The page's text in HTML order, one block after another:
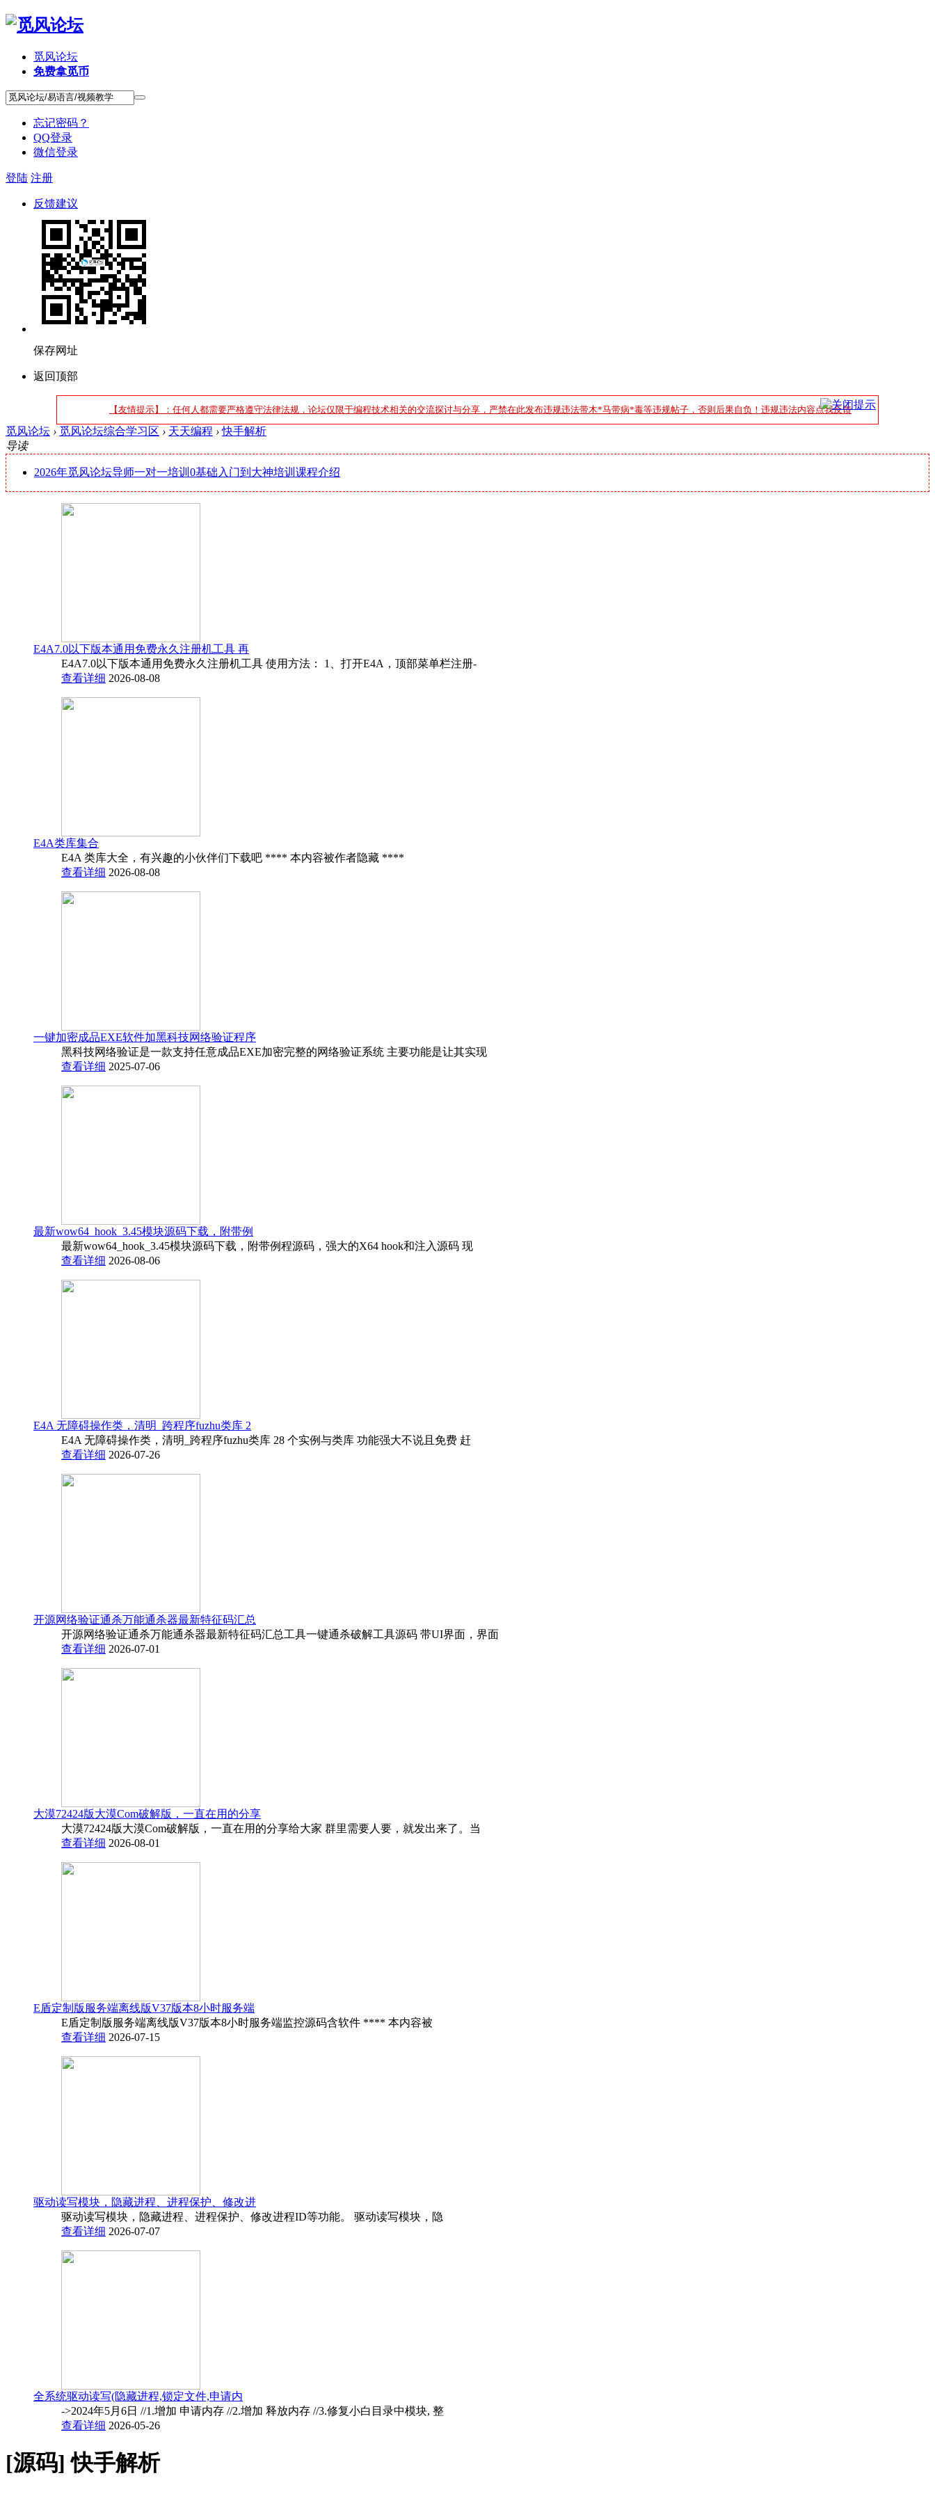
觅风论坛
免费拿觅币
忘记密码？
QQ登录
微信登录
登陆 注册
反馈建议
保存网址
返回顶部
【友情提示】：任何人都需要严格遵守法律法规，论坛仅限于编程技术相关的交流探讨与分享，严禁在此发布违规违法带木*马带病*毒等违规帖子，否则后果自负！违规违法内容点我反馈
觅风论坛 › 觅风论坛综合学习区 › 天天编程 › 快手解析
导读
2026年觅风论坛导师一对一培训0基础入门到大神培训课程介绍
E4A7.0以下版本通用免费永久注册机工具 再
E4A7.0以下版本通用免费永久注册机工具 使用方法： 1、打开E4A，顶部菜单栏注册-
查看详细 2026-08-08
E4A类库集合
E4A 类库大全，有兴趣的小伙伴们下载吧 **** 本内容被作者隐藏 ****
查看详细 2026-08-08
一键加密成品EXE软件加黑科技网络验证程序
黑科技网络验证是一款支持任意成品EXE加密完整的网络验证系统 主要功能是让其实现
查看详细 2025-07-06
最新wow64_hook_3.45模块源码下载，附带例
最新wow64_hook_3.45模块源码下载，附带例程源码，强大的X64 hook和注入源码 现
查看详细 2026-08-06
E4A 无障碍操作类，清明_跨程序fuzhu类库 2
E4A 无障碍操作类，清明_跨程序fuzhu类库 28 个实例与类库 功能强大不说且免费 赶
查看详细 2026-07-26
开源网络验证通杀万能通杀器最新特征码汇总
开源网络验证通杀万能通杀器最新特征码汇总工具一键通杀破解工具源码 带UI界面，界面
查看详细 2026-07-01
大漠72424版大漠Com破解版，一直在用的分享
大漠72424版大漠Com破解版，一直在用的分享给大家 群里需要人要，就发出来了。当
查看详细 2026-08-01
E盾定制版服务端离线版V37版本8小时服务端
E盾定制版服务端离线版V37版本8小时服务端监控源码含软件 **** 本内容被
查看详细 2026-07-15
驱动读写模块，隐藏进程、进程保护、修改进
驱动读写模块，隐藏进程、进程保护、修改进程ID等功能。 驱动读写模块，隐
查看详细 2026-07-07
全系统驱动读写(隐藏进程,锁定文件,申请内
->2024年5月6日 //1.增加 申请内存 //2.增加 释放内存 //3.修复小白目录中模块, 整
查看详细 2026-05-26
[源码]快手解析